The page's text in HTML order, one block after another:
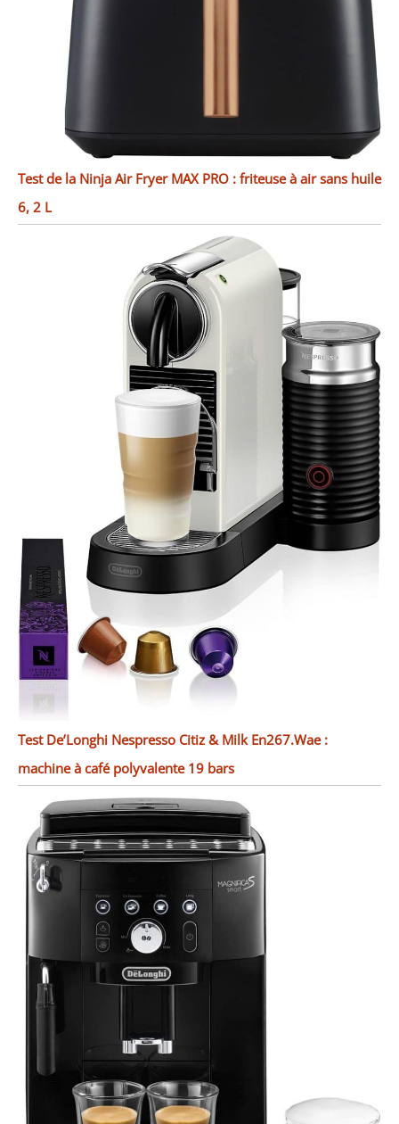
Test de la Ninja Air Fryer MAX PRO : friteuse à air sans huile
6, 2 L
Test De’Longhi Nespresso Citiz & Milk En267.Wae :
machine à café polyvalente 19 bars